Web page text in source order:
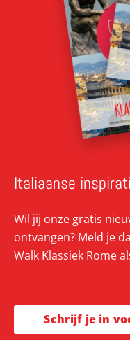
Italiaanse
Wil jij onze gratis
ontvangen? Meld je
Walk Klassiek Rome
Schrijf je in